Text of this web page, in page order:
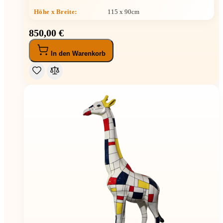
Höhe x Breite: 115 x 90cm
850,00 €
In den Warenkorb